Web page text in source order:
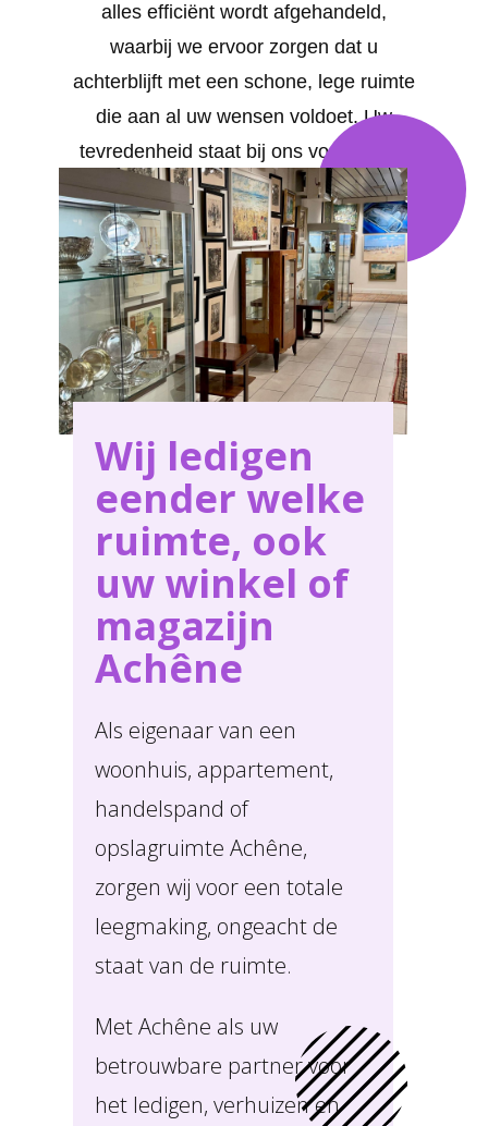
alles efficiënt wordt afgehandeld,
waarbij we ervoor zorgen dat u
achterblijft met een schone, lege ruimte
die aan al uw wensen voldoet. Uw
tevredenheid staat bij ons voorop. We
bieden op maat gemaakte oplossingen
voor al uw behoeften in Achêne .
Wij ledigen
eender welke
ruimte, ook
uw winkel of
magazijn
Achêne
Als eigenaar van een
woonhuis, appartement,
handelspand of
opslagruimte Achêne,
zorgen wij voor een totale
leegmaking, ongeacht de
staat van de ruimte.
Met Achêne als uw
betrouwbare partner voor
het ledigen, verhuizen en